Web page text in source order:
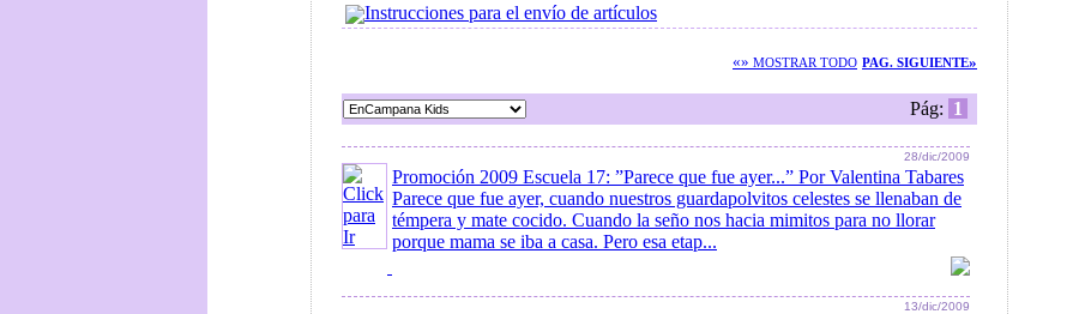
Instrucciones para el envío de artículos
«» MOSTRAR TODO PAG. SIGUIENTE»
Pág: 1
28/dic/2009
Promoción 2009 Escuela 17: ”Parece que fue ayer...” Por Valentina Tabares
Parece que fue ayer, cuando nuestros guardapolvitos celestes se llenaban de
témpera y mate cocido. Cuando la seño nos hacia mimitos para no llorar
porque mama se iba a casa. Pero esa etap...
13/dic/2009